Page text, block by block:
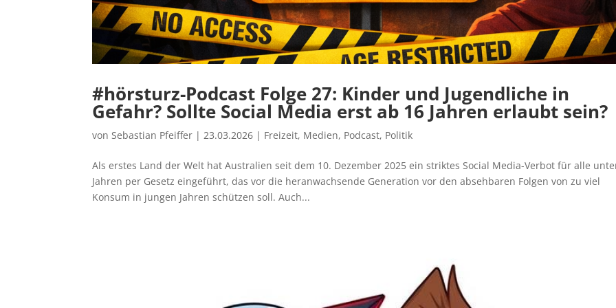
#hörsturz-Podcast Folge 27: Kinder und Jugendliche in
Gefahr? Sollte Social Media erst ab 16 Jahren erlaubt sein?
vonSebastian Pfeiffer |23.03.2026 | Freizeit, Medien, Podcast, Politik
Als erstes Land der Welt hat Australien seit dem 10. Dezember 2025 ein striktes Social Media-Verbot für alle
Jahren per Gesetz eingeführt, das vor die heranwachsende Generation vor den absehbaren Folgen von zu viel
Konsum in jungen Jahren schützen soll. Auch...